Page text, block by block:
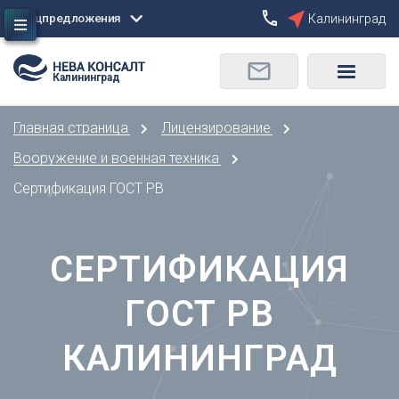
Сбросить
Москва
Санкт-Петербург
Астрахань
Барнаул
Белгород
Владивосток
Владикавказ
О
Орел
Р
Ростов-на-Дону
Рязань
С
Самара
Спецпредложения Калининград
Калининград
Главная страница
Лицензирование
Вооружение и военная техника
Сертификация ГОСТ РВ
СЕРТИФИКАЦИЯ
ГОСТ РВ
КАЛИНИНГРАД